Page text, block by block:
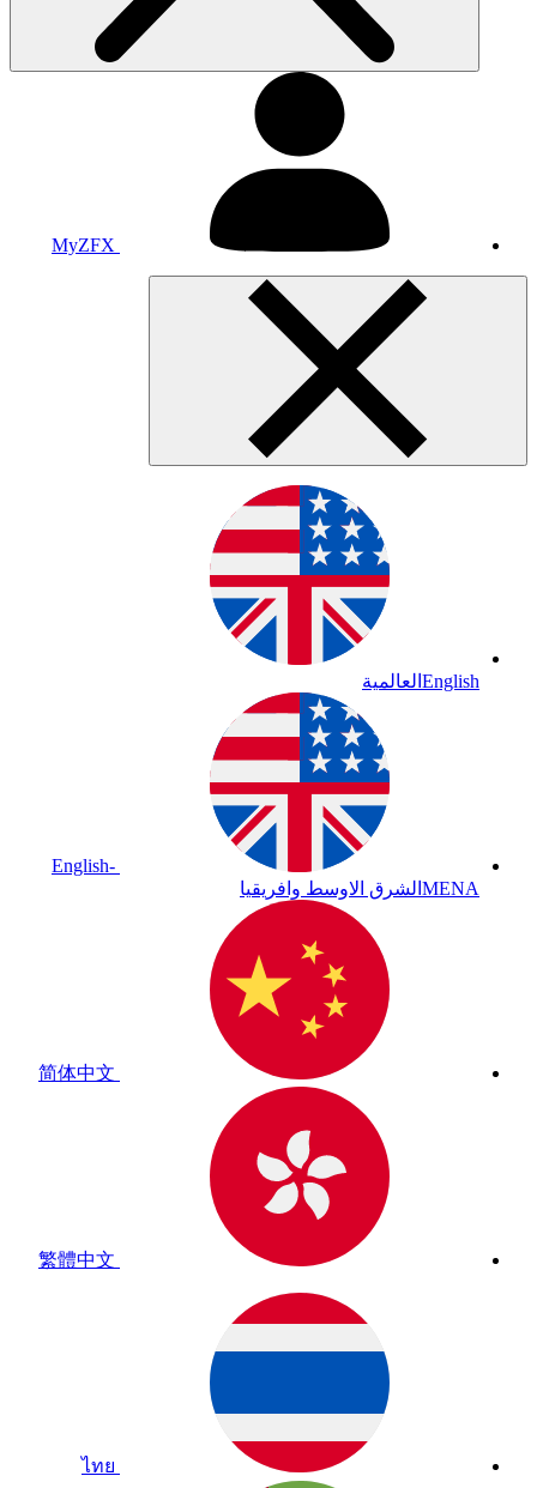
MyZFX
English العالمية
English-
MENA الشرق الاوسط وافريقيا
简体中文
繁體中文
ไทย